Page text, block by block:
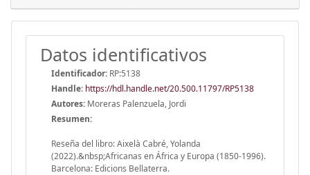
Datos identificativos
Identificador: RP:5138
Handle: https://hdl.handle.net/20.500.11797/RP5138
Autores: Moreras Palenzuela, Jordi
Resumen:
Reseña del libro: Aixelà Cabré, Yolanda
(2022).&nbsp;Africanas en África y Europa (1850-1996).
Barcelona: Edicions Bellaterra.